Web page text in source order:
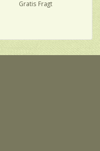
Gratis Fragt